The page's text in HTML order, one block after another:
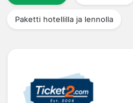
Paketti hotellilla ja lennolla